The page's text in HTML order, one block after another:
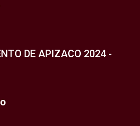
DE APIZACO 2024 -